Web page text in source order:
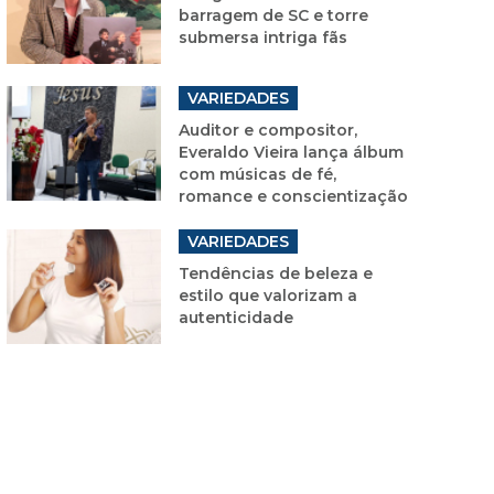
barragem de SC e torre
submersa intriga fãs
VARIEDADES
Auditor e compositor,
Everaldo Vieira lança álbum
com músicas de fé,
romance e conscientização
VARIEDADES
Tendências de beleza e
estilo que valorizam a
autenticidade